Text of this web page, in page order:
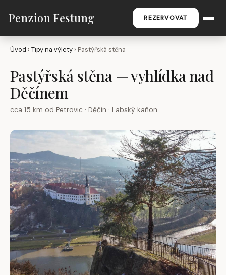
Penzion Festung REZERVOVAT
Úvod › Tipy na výlety › Pastýřská stěna
Pastýřská stěna — vyhlídka nad
Děčínem
cca 15 km od Petrovic · Děčín · Labský kaňon